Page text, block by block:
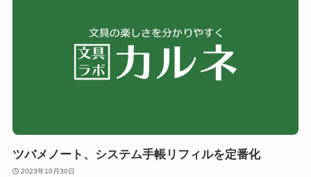
ツバメノート、システム手帳リフィルを定番化
2023年10月30日